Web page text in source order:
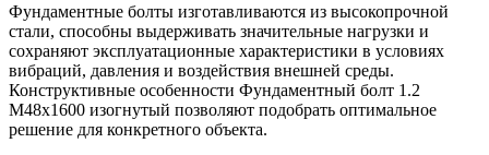
Фундаментные болты изготавливаются из высокопрочной
стали, способны выдерживать значительные нагрузки и
сохраняют эксплуатационные характеристики в условиях
вибраций, давления и воздействия внешней среды.
Конструктивные особенности Фундаментный болт 1.2
М48х1600 изогнутый позволяют подобрать оптимальное
решение для конкретного объекта.